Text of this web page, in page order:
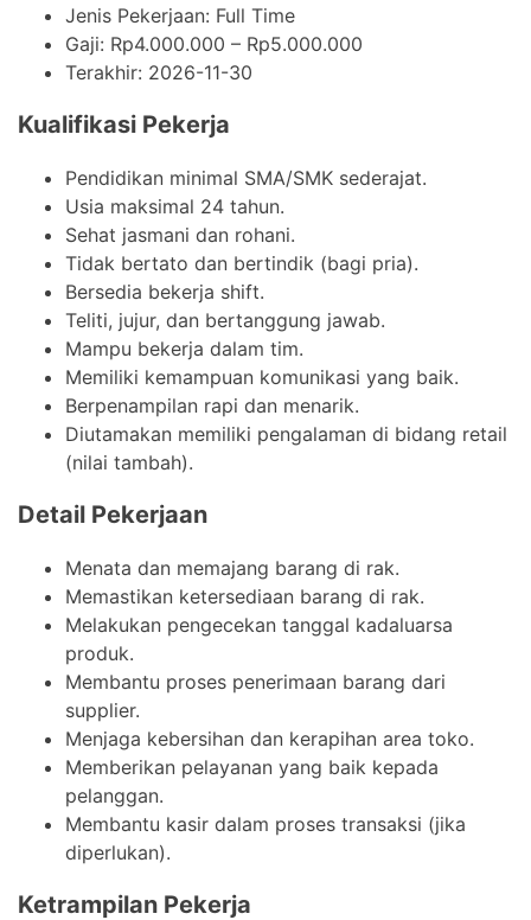
Jenis Pekerjaan: Full Time
Gaji: Rp4.000.000 – Rp5.000.000
Terakhir: 2026-11-30
Kualifikasi Pekerja
Pendidikan minimal SMA/SMK sederajat.
Usia maksimal 24 tahun.
Sehat jasmani dan rohani.
Tidak bertato dan bertindik (bagi pria).
Bersedia bekerja shift.
Teliti, jujur, dan bertanggung jawab.
Mampu bekerja dalam tim.
Memiliki kemampuan komunikasi yang baik.
Berpenampilan rapi dan menarik.
Diutamakan memiliki pengalaman di bidang retail
(nilai tambah).
Detail Pekerjaan
Menata dan memajang barang di rak.
Memastikan ketersediaan barang di rak.
Melakukan pengecekan tanggal kadaluarsa
produk.
Membantu proses penerimaan barang dari
supplier.
Menjaga kebersihan dan kerapihan area toko.
Memberikan pelayanan yang baik kepada
pelanggan.
Membantu kasir dalam proses transaksi (jika
diperlukan).
Ketrampilan Pekerja